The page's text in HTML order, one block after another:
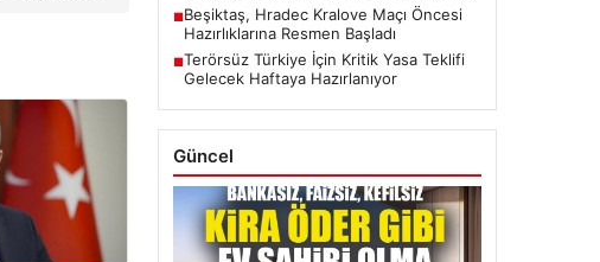
■Beşiktaş, Hradec Kralove Maçı Öncesi
Hazırlıklarına Resmen Başladı
■Terörsüz Türkiye İçin Kritik Yasa Teklifi
Gelecek Haftaya Hazırlanıyor
Güncel